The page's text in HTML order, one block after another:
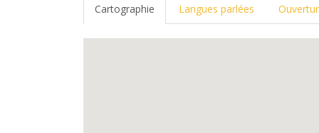
Cartographie Langues parlées